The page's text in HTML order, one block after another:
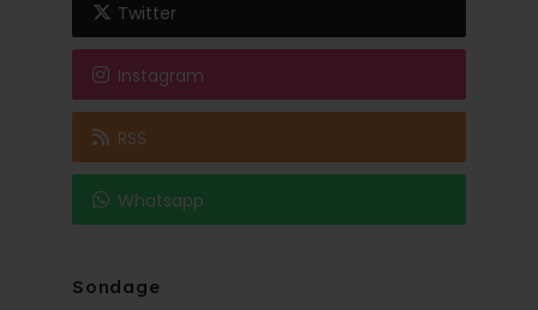
Twitter
Instagram
RSS
Whatsapp
Sondage